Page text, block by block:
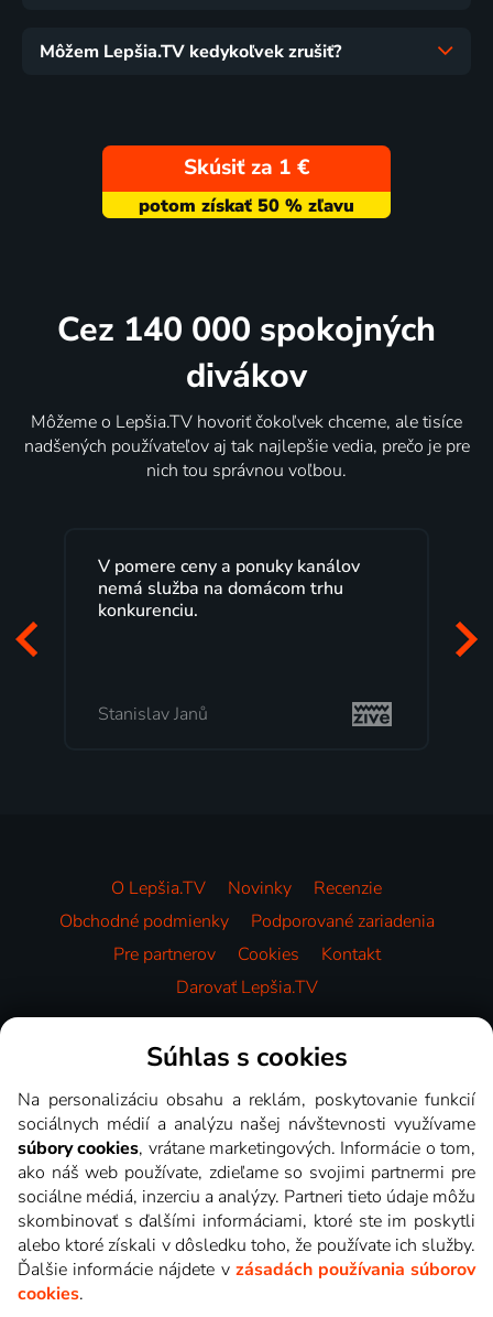
Môžem Lepšia.TV kedykoľvek zrušiť?
Skúsiť za 1 €
Cez 140 000 spokojných
divákov
Môžeme o Lepšia.TV hovoriť čokoľvek chceme, ale tisíce
nadšených používateľov aj tak najlepšie vedia, prečo je pre
nich tou správnou voľbou.
V pomere ceny a ponuky kanálov
nemá služba na domácom trhu
konkurenciu.
Stanislav Janů
O Lepšia.TV Novinky
Recenzie
Obchodné podmienky
Podporované zariadenia
Pre partnerov
Cookies
Kontakt
Darovať Lepšia.TV
Videotéka
Súhlas s cookies
Na personalizáciu obsahu a reklám, poskytovanie funkcií
sociálnych médií a analýzu našej návštevnosti využívame
súbory cookies, vrátane marketingových. Informácie o tom,
ako náš web používate, zdieľame so svojimi partnermi pre
sociálne médiá, inzerciu a analýzy. Partneri tieto údaje môžu
skombinovať s ďalšími informáciami, ktoré ste im poskytli
alebo ktoré získali v dôsledku toho, že používate ich služby.
Ďalšie informácie nájdete v zásadách používania súborov
cookies.